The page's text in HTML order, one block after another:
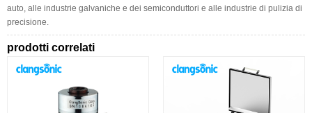
auto, alle industrie galvaniche e dei semiconduttori e alle industrie di pulizia di
precisione.
prodotti correlati